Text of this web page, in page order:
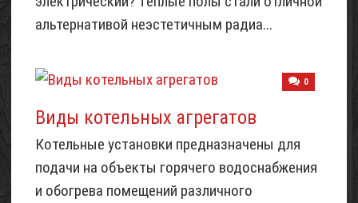
альтернативой неэстетичным радиа...
0
Виды котельных агрегатов
Котельные установки предназначены для
подачи на объекты горячего водоснабжения
и обогрева помещений различного